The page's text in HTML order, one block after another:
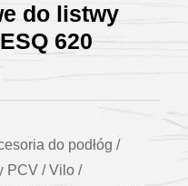
do listwy
620
do podłóg /
PCV /Vilo /